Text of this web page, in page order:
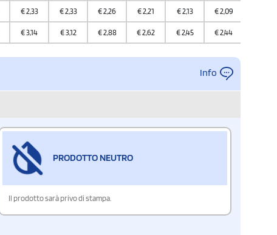
€2,33 €2,33 €2,26 €2,21 €2,13 €2,09
€3,14 €3,12 €2,88 €2,62 €2,45 €2,44
Info
PRODOTTO NEUTRO
Il prodotto sarà privo di stampa.